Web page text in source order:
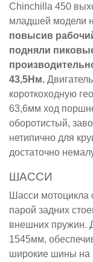
Chinchilla 450
младшей модели
повысив
подняли
43,5Нм.
короткоходную
63,6мм ход
оборотистый,
нетипично для
достаточно
ШАССИ
Шасси мотоцикла
парой задних
внешних пружин.
1545мм,
широкие шины на